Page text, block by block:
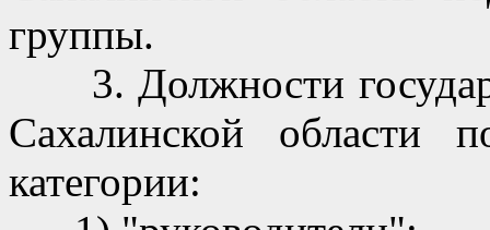
группы.
3. Должности
Сахалинской области
категории: